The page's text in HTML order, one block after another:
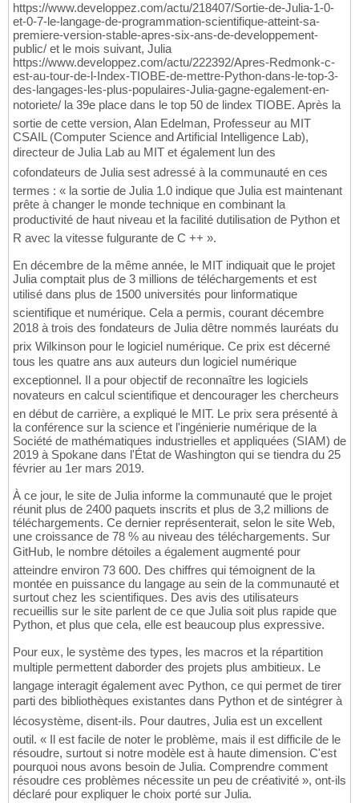
https://www.developpez.com/actu/218407/Sortie-de-Julia-1-0-
et-0-7-le-langage-de-programmation-scientifique-atteint-sa-
premiere-version-stable-apres-six-ans-de-developpement-
public/ et le mois suivant, Julia
https://www.developpez.com/actu/222392/Apres-Redmonk-c-
est-au-tour-de-l-Index-TIOBE-de-mettre-Python-dans-le-top-3-
des-langages-les-plus-populaires-Julia-gagne-egalement-en-
notoriete/ la 39e place dans le top 50 de lindex TIOBE. Après la
sortie de cette version, Alan Edelman, Professeur au MIT
CSAIL (Computer Science and Artificial Intelligence Lab),
directeur de Julia Lab au MIT et également lun des
cofondateurs de Julia sest adressé à la communauté en ces
termes : « la sortie de Julia 1.0 indique que Julia est maintenant
prête à changer le monde technique en combinant la
productivité de haut niveau et la facilité dutilisation de Python et
R avec la vitesse fulgurante de C ++ ».
En décembre de la même année, le MIT indiquait que le projet
Julia comptait plus de 3 millions de téléchargements et est
utilisé dans plus de 1500 universités pour linformatique
scientifique et numérique. Cela a permis, courant décembre
2018 à trois des fondateurs de Julia dêtre nommés lauréats du
prix Wilkinson pour le logiciel numérique. Ce prix est décerné
tous les quatre ans aux auteurs dun logiciel numérique
exceptionnel. Il a pour objectif de reconnaître les logiciels
novateurs en calcul scientifique et dencourager les chercheurs
en début de carrière, a expliqué le MIT. Le prix sera présenté à
la conférence sur la science et l'ingénierie numérique de la
Société de mathématiques industrielles et appliquées (SIAM) de
2019 à Spokane dans l'État de Washington qui se tiendra du 25
février au 1er mars 2019.
À ce jour, le site de Julia informe la communauté que le projet
réunit plus de 2400 paquets inscrits et plus de 3,2 millions de
téléchargements. Ce dernier représenterait, selon le site Web,
une croissance de 78 % au niveau des téléchargements. Sur
GitHub, le nombre détoiles a également augmenté pour
atteindre environ 73 600. Des chiffres qui témoignent de la
montée en puissance du langage au sein de la communauté et
surtout chez les scientifiques. Des avis des utilisateurs
recueillis sur le site parlent de ce que Julia soit plus rapide que
Python, et plus que cela, elle est beaucoup plus expressive.
Pour eux, le système des types, les macros et la répartition
multiple permettent daborder des projets plus ambitieux. Le
langage interagit également avec Python, ce qui permet de tirer
parti des bibliothèques existantes dans Python et de sintégrer à
lécosystème, disent-ils. Pour dautres, Julia est un excellent
outil. « Il est facile de noter le problème, mais il est difficile de le
résoudre, surtout si notre modèle est à haute dimension. C'est
pourquoi nous avons besoin de Julia. Comprendre comment
résoudre ces problèmes nécessite un peu de créativité », ont-ils
déclaré pour expliquer le choix porté sur Julia.